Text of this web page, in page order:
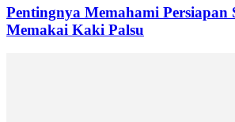
Pentingnya Memahami Persiapan
Memakai Kaki Palsu